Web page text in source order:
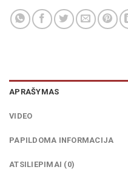
APRAŠYMAS
VIDEO
PAPILDOMA INFORMACIJA
ATSILIEPIMAI (0)